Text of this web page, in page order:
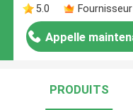
5.0
Appelle
PRODUITS